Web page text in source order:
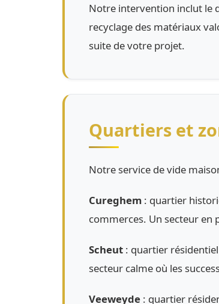
Notre intervention inclut le
recyclage des matériaux
suite de votre projet.
Quartiers et
Notre service de vide
Cureghem : quartier
commerces. Un secteur en
Scheut : quartier
secteur calme où les
Veeweyde : quartier